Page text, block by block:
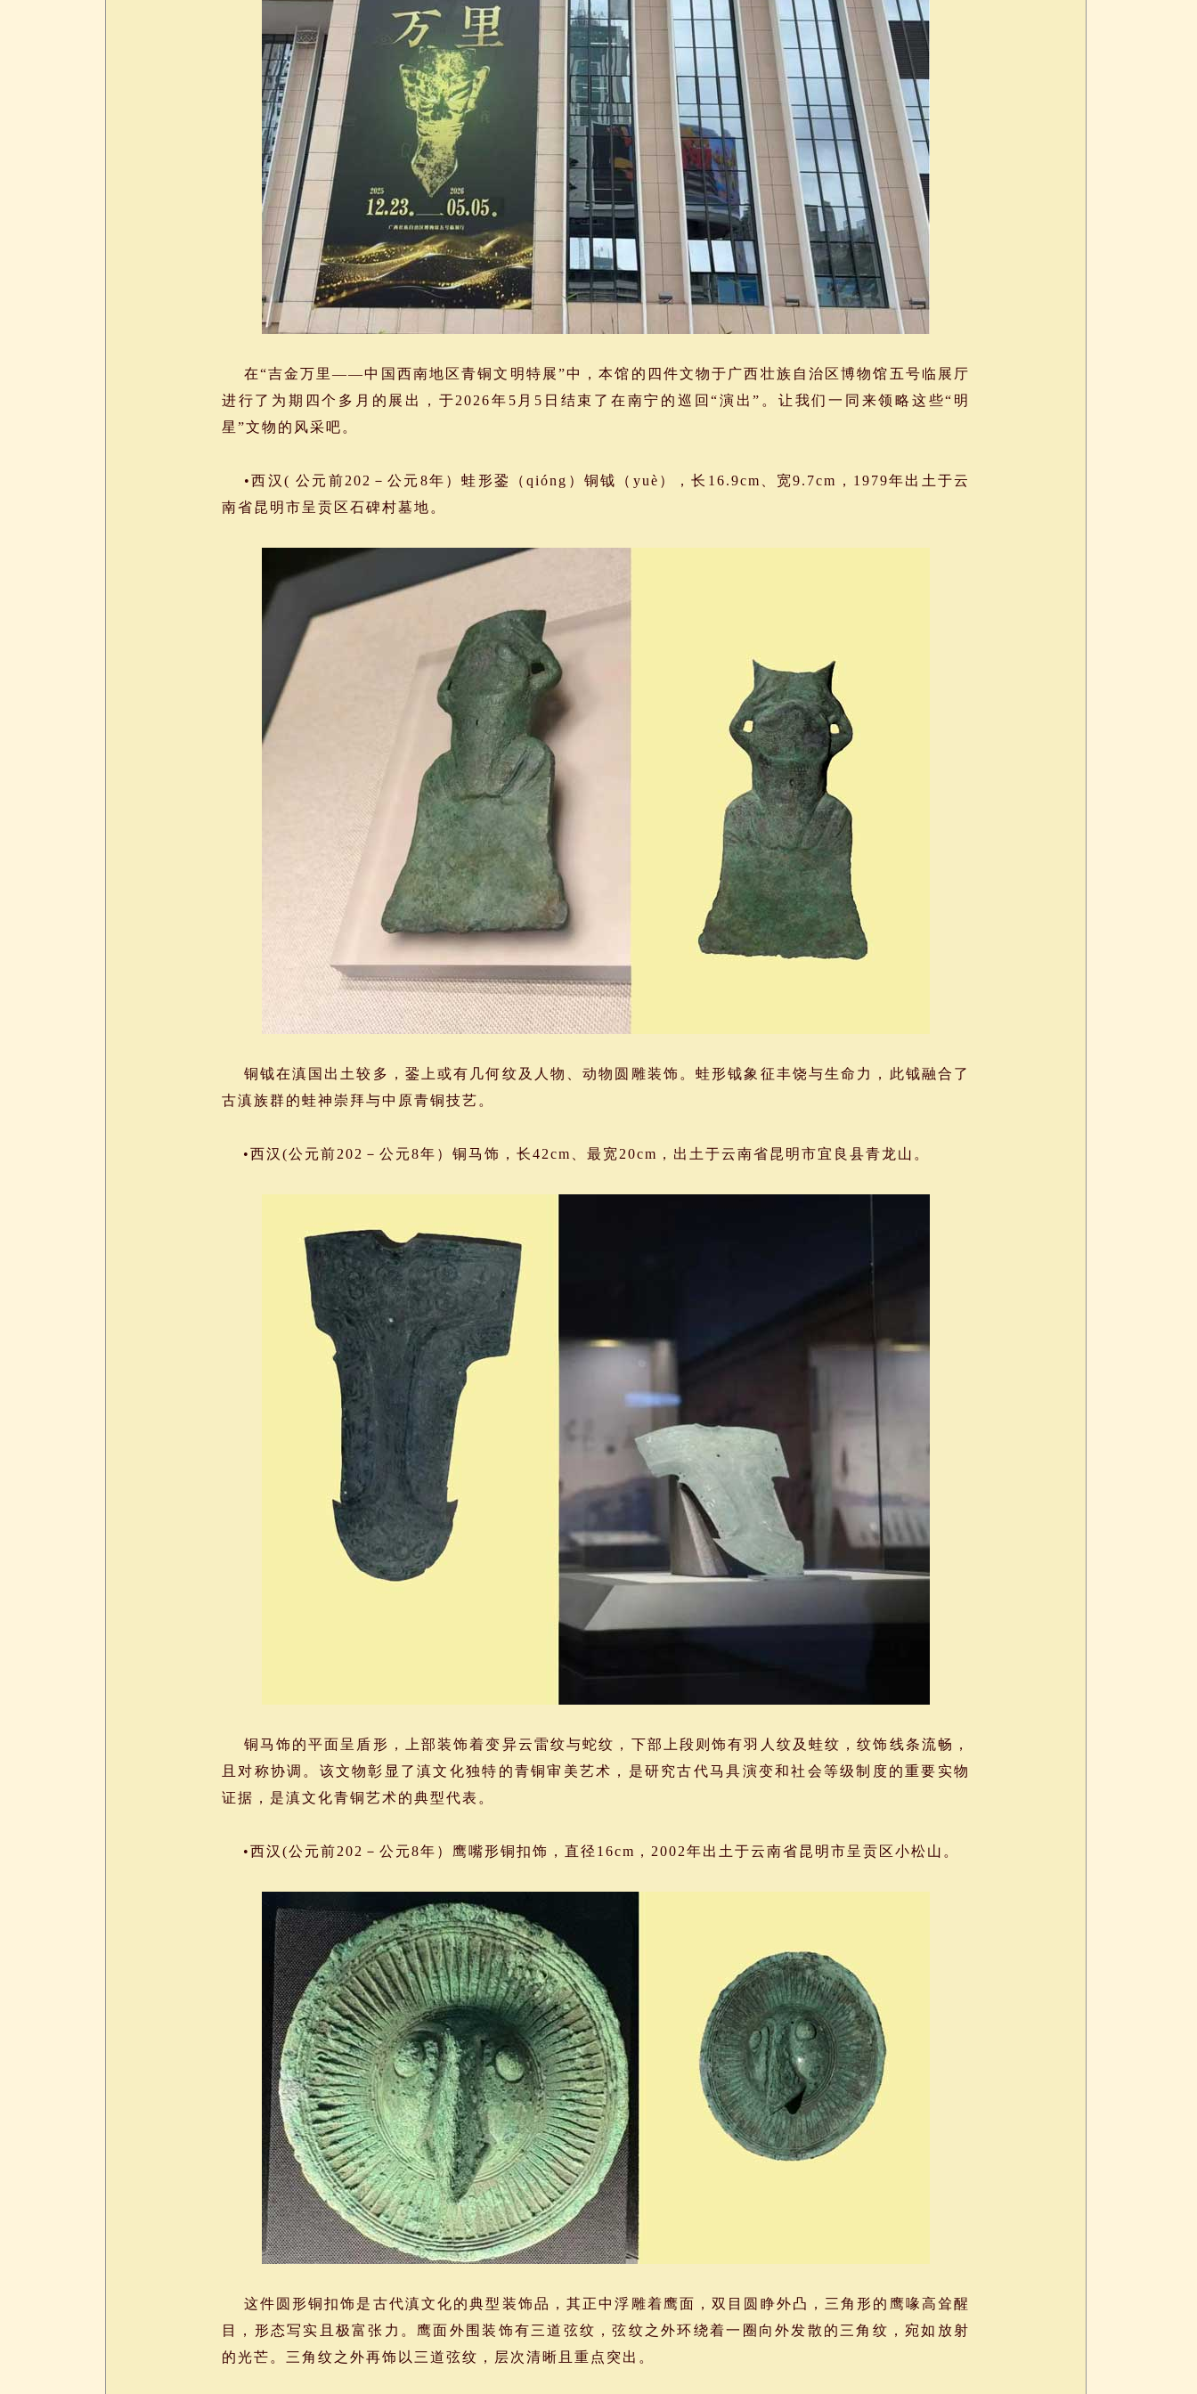
在“吉金万里——中国西南地区青铜文明特展”中，本馆的四件文物于广西壮族自治区博物馆五号临展厅
进行了为期四个多月的展出，于2026年5月5日结束了在南宁的巡回“演出”。让我们一同来领略这些“明
星”文物的风采吧。
•西汉( 公元前202－公元8年）蛙形銎（qióng）铜钺（yuè），长16.9cm、宽9.7cm，1979年出土于云
南省昆明市呈贡区石碑村墓地。
铜钺在滇国出土较多，銎上或有几何纹及人物、动物圆雕装饰。蛙形钺象征丰饶与生命力，此钺融合了
古滇族群的蛙神崇拜与中原青铜技艺。
•西汉(公元前202－公元8年）铜马饰，长42cm、最宽20cm，出土于云南省昆明市宜良县青龙山。
铜马饰的平面呈盾形，上部装饰着变异云雷纹与蛇纹，下部上段则饰有羽人纹及蛙纹，纹饰线条流畅，
且对称协调。该文物彰显了滇文化独特的青铜审美艺术，是研究古代马具演变和社会等级制度的重要实物
证据，是滇文化青铜艺术的典型代表。
•西汉(公元前202－公元8年）鹰嘴形铜扣饰，直径16cm，2002年出土于云南省昆明市呈贡区小松山。
这件圆形铜扣饰是古代滇文化的典型装饰品，其正中浮雕着鹰面，双目圆睁外凸，三角形的鹰喙高耸醒
目，形态写实且极富张力。鹰面外围装饰有三道弦纹，弦纹之外环绕着一圈向外发散的三角纹，宛如放射
的光芒。三角纹之外再饰以三道弦纹，层次清晰且重点突出。